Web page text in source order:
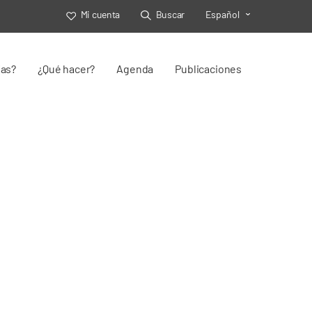
Mi cuenta Buscar Toggle Select
Español
¿Qué hacer? Agenda Publicaciones